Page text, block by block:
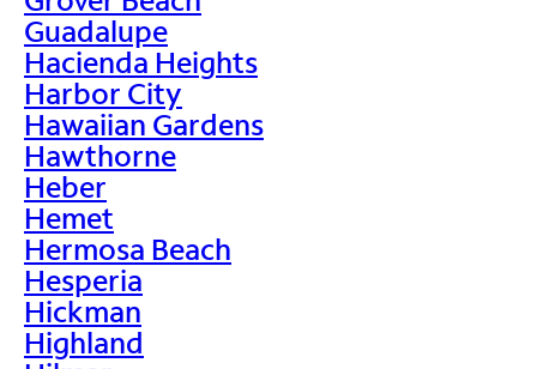
Guadalupe
Hacienda Heights
Harbor City
Hawaiian Gardens
Hawthorne
Heber
Hemet
Hermosa Beach
Hesperia
Hickman
Highland